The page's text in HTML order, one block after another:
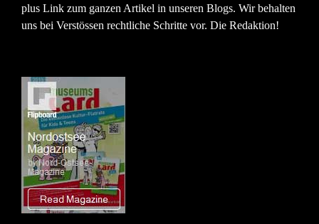
plus Link zum ganzen Artikel in unseren Blogs. Wir behalten
uns bei Verstössen rechtliche Schritte vor. Die Redaktion!